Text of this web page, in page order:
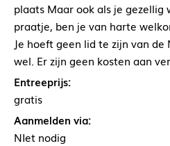
plaats Maar ook als je gezellig
praatje, ben je van harte
Je hoeft geen lid te zijn van
wel. Er zijn geen kosten aan
Entreeprijs:
gratis
Aanmelden via:
NIet nodig